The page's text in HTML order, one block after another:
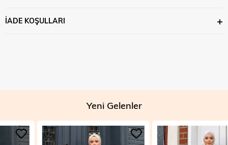
İADE KOŞULLARI
Yeni Gelenler